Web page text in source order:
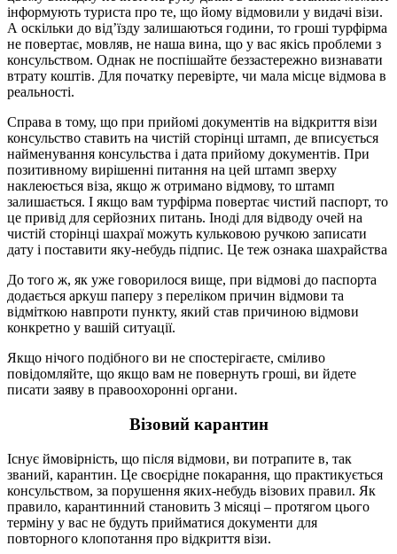
інформують туриста про те, що йому відмовили у видачі візи.
А оскільки до від’їзду залишаються години, то гроші турфірма
не повертає, мовляв, не наша вина, що у вас якісь проблеми з
консульством. Однак не поспішайте беззастережно визнавати
втрату коштів. Для початку перевірте, чи мала місце відмова в
реальності.
Справа в тому, що при прийомі документів на відкриття візи
консульство ставить на чистій сторінці штамп, де вписується
найменування консульства і дата прийому документів. При
позитивному вирішенні питання на цей штамп зверху
наклеюється віза, якщо ж отримано відмову, то штамп
залишається. І якщо вам турфірма повертає чистий паспорт, то
це привід для серйозних питань. Іноді для відводу очей на
чистій сторінці шахраї можуть кульковою ручкою записати
дату і поставити яку-небудь підпис. Це теж ознака шахрайства
До того ж, як уже говорилося вище, при відмові до паспорта
додається аркуш паперу з переліком причин відмови та
відміткою навпроти пункту, який став причиною відмови
конкретно у вашій ситуації.
Якщо нічого подібного ви не спостерігаєте, сміливо
повідомляйте, що якщо вам не повернуть гроші, ви йдете
писати заяву в правоохоронні органи.
Візовий карантин
Існує ймовірність, що після відмови, ви потрапите в, так
званий, карантин. Це своєрідне покарання, що практикується
консульством, за порушення яких-небудь візових правил. Як
правило, карантинний становить 3 місяці – протягом цього
терміну у вас не будуть прийматися документи для
повторного клопотання про відкриття візи.